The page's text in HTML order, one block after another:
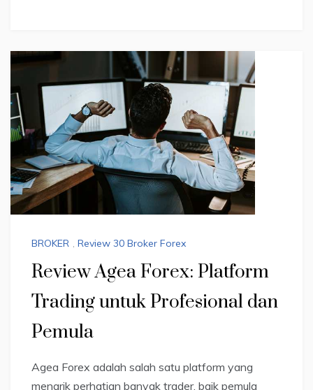
BROKER , Review 30 Broker Forex
Review Agea Forex: Platform
Trading untuk Profesional dan
Pemula
Agea Forex adalah salah satu platform yang
menarik perhatian banyak trader, baik pemula